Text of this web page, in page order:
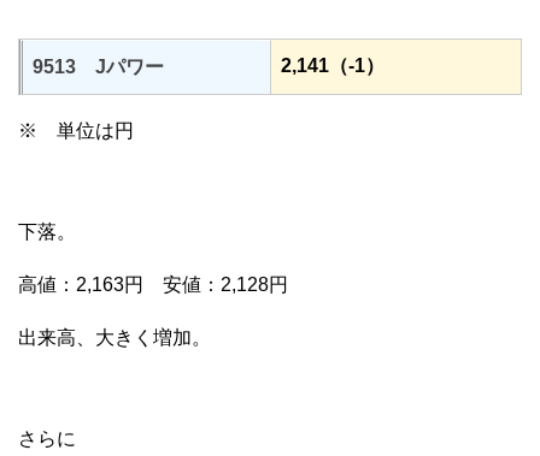
9513 Jパワー 2,141（-1）
※ 単位は円
下落。
高値：2,163円 安値：2,128円
出来高、大きく増加。
さらに